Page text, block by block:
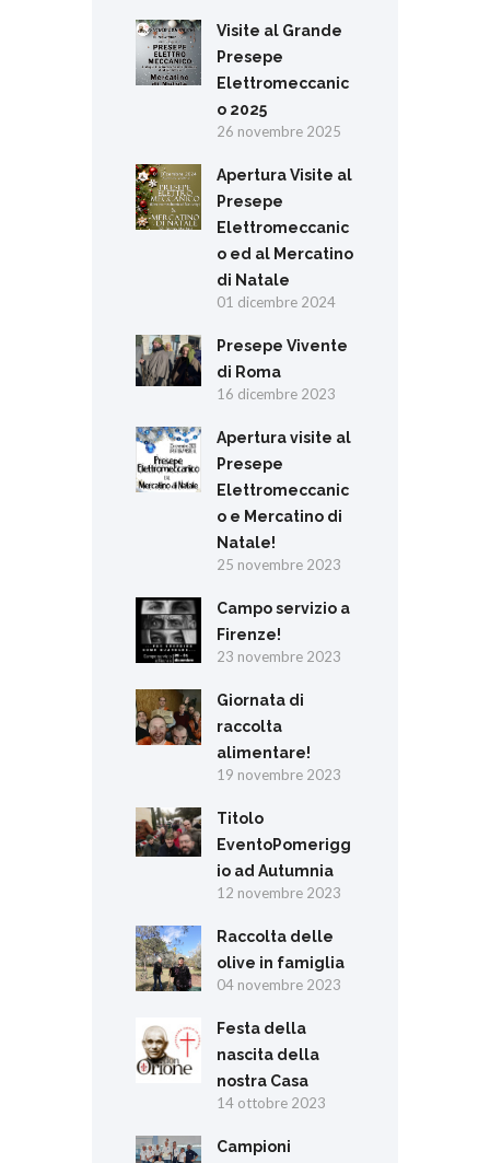
Visite al Grande
Presepe
Elettromeccanic
o 2025
26 novembre 2025
Apertura Visite al
Presepe
Elettromeccanic
o ed al Mercatino
di Natale
01 dicembre 2024
Presepe Vivente
di Roma
16 dicembre 2023
Apertura visite al
Presepe
Elettromeccanic
o e Mercatino di
Natale!
25 novembre 2023
Campo servizio a
Firenze!
23 novembre 2023
Giornata di
raccolta
alimentare!
19 novembre 2023
Titolo
EventoPomerigg
io ad Autumnia
12 novembre 2023
Raccolta delle
olive in famiglia
04 novembre 2023
Festa della
nascita della
nostra Casa
14 ottobre 2023
Campioni